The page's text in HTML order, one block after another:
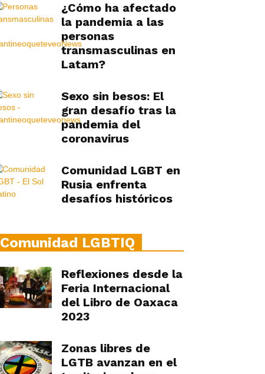
¿Cómo ha afectado
la pandemia a las
personas
transmasculinas en
Latam?
Sexo sin besos: El
gran desafío tras la
pandemia del
coronavirus
Comunidad LGBT en
Rusia enfrenta
desafíos históricos
Comunidad LGBTIQ
Reflexiones desde la
Feria Internacional
del Libro de Oaxaca
2023
Zonas libres de
LGTB avanzan en el